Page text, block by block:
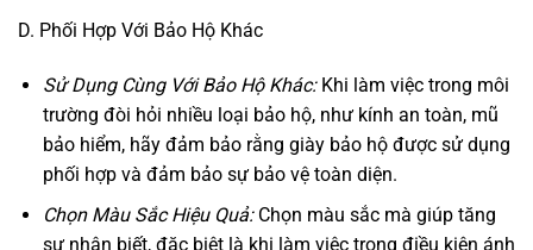
D. Phối Hợp Với Bảo Hộ Khác
Sử Dụng Cùng Với Bảo Hộ Khác:Khi làm việc trong môi
trường đòi hỏi nhiều loại bảo hộ, như kính an toàn, mũ
bảo hiểm, hãy đảm bảo rằng giày bảo hộ được sử dụng
phối hợp và đảm bảo sự bảo vệ toàn diện.
Chọn Màu Sắc Hiệu Quả:Chọn màu sắc mà giúp tăng
sự nhận biết, đặc biệt là khi làm việc trong điều kiện ánh